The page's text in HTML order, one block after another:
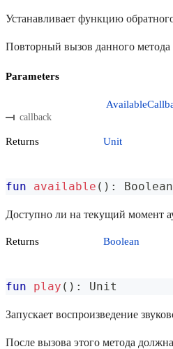
Устанавливает функцию
Повторный вызов данного
Parameters
callback
Returns Unit
fun available ( ) : Boolean
Доступно ли на текущий момент
Returns Boolean
fun play ( ) : Unit
Запускает воспроизведение
После вызова этого метода